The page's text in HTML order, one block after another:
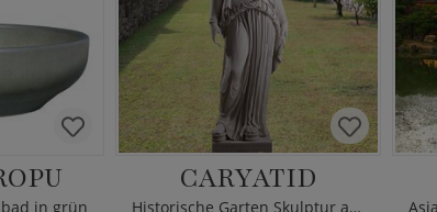
in grün
CARYATID
Historische Garten Skulptur aus Steinguss